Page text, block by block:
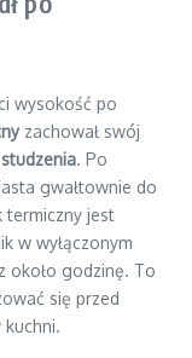
wysokość po
zachował swój
. Po
gwałtownie do
termiczny jest
w wyłączonym
około godzinę. To
się przed